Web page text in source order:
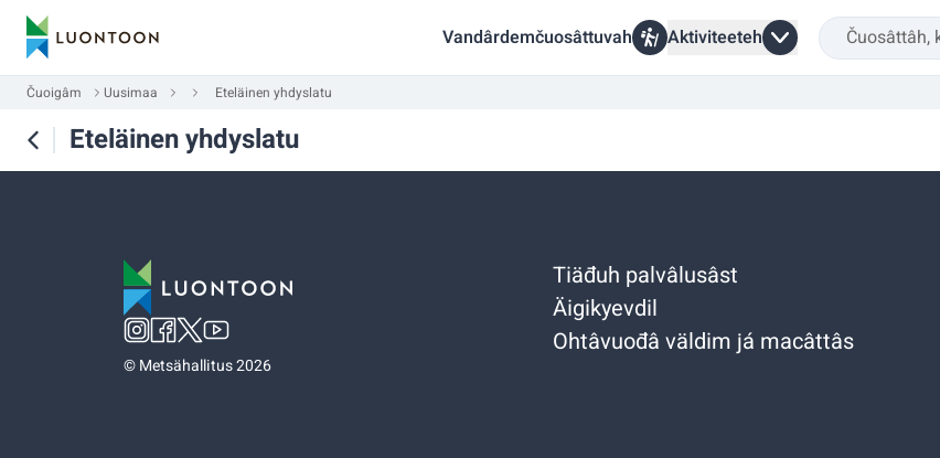
Vandârdemčuosâttuvah Aktiviteeteh
Čuoigâm Uusimaa Eteläinen yhdyslatu
Eteläinen yhdyslatu
©Metsähallitus 2026
Tiäđuh palvâlusâst
Äigikyevdil
Ohtâvuođâ väldim já macâttâs